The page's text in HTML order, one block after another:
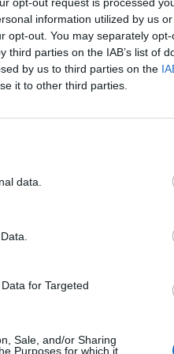
information utilized by us
opt-out. You may separately
parties on the IAB’s list of
by us to third parties on the
it to other third parties.
data.
for Targeted
Sale, and/or Sharing
Purposes for which it
επιτυχίες στο
μέσο για να
στην
νέους
Γι’ αυτό
βεβαίως
ο φοιτητής ή ο
γνώση της.
Εύχομαι
τις
Σε αυτό το
για
ανακύπτουν,